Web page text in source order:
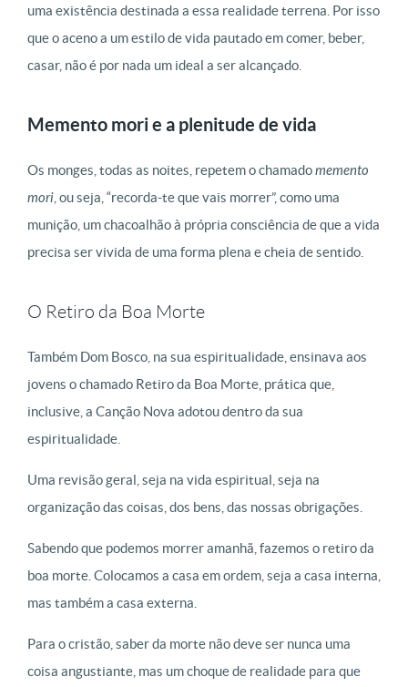
uma existência destinada a essa realidade terrena. Por isso
que o aceno a um estilo de vida pautado em comer, beber,
casar, não é por nada um ideal a ser alcançado.
Memento mori e a plenitude de vida
Os monges, todas as noites, repetem o chamadomemento
mori , ou seja, “recorda-te que vais morrer”, como uma
munição, um chacoalhão à própria consciência de que a vida
precisa ser vivida de uma forma plena e cheia de sentido.
O Retiro da Boa Morte
Também Dom Bosco, na sua espiritualidade, ensinava aos
jovens o chamado Retiro da Boa Morte, prática que,
inclusive, a Canção Nova adotou dentro da sua
espiritualidade.
Uma revisão geral, seja na vida espiritual, seja na
organização das coisas, dos bens, das nossas obrigações.
Sabendo que podemos morrer amanhã, fazemos o retiro da
boa morte. Colocamos a casa em ordem, seja a casa interna,
mas também a casa externa.
Para o cristão, saber da morte não deve ser nunca uma
coisa angustiante, mas um choque de realidade para que